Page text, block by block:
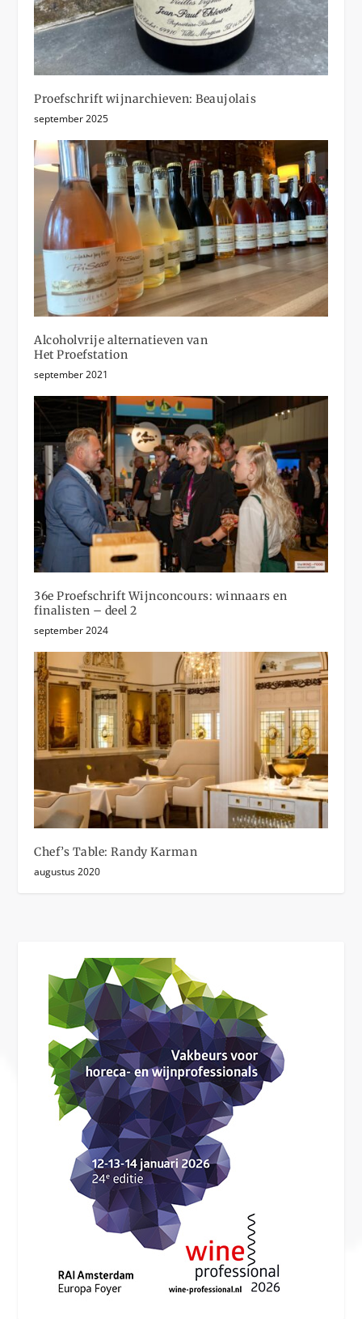
Proefschrift wijnarchieven: Beaujolais
september 2025
Alcoholvrije alternatieven van
Het Proefstation
september 2021
36e Proefschrift Wijnconcours: winnaars en
finalisten – deel 2
september 2024
Chef’s Table: Randy Karman
augustus 2020